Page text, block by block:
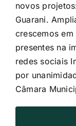
novos
Guarani.
crescemos
presentes na
redes sociais
por
Câmara